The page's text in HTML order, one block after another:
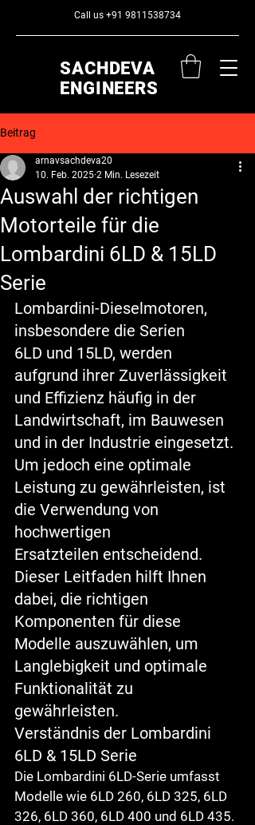
Call us +91 9811538734
SACHDEVA
ENGINEERS
Beitrag
Auswahl der richtigen
Motorteile für die
Lombardini 6LD & 15LD
Serie
arnavsachdeva20
10. Feb. 2025 2 Min. Lesezeit
Lombardini-Dieselmotoren,
insbesondere die Serien
6LD und 15LD, werden
aufgrund ihrer Zuverlässigkeit
und Effizienz häufig in der
Landwirtschaft, im Bauwesen
und in der Industrie eingesetzt.
Um jedoch eine optimale
Leistung zu gewährleisten, ist
die Verwendung von
hochwertigen
Ersatzteilen entscheidend.
Dieser Leitfaden hilft Ihnen
dabei, die richtigen
Komponenten für diese
Modelle auszuwählen, um
Langlebigkeit und optimale
Funktionalität zu
gewährleisten.
Verständnis der Lombardini
6LD & 15LD Serie
Die Lombardini 6LD-Serie umfasst
Modelle wie 6LD 260, 6LD 325, 6LD
326, 6LD 360, 6LD 400 und 6LD 435.